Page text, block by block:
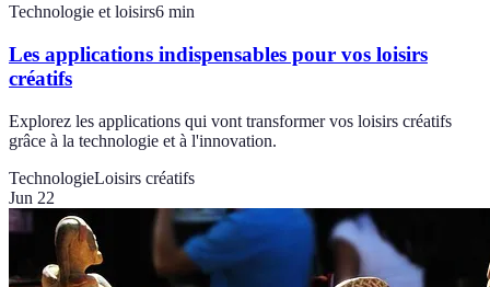
Technologie et loisirs6 min
Les applications indispensables pour vos loisirs
créatifs
Explorez les applications qui vont transformer vos loisirs créatifs
grâce à la technologie et à l'innovation.
TechnologieLoisirs créatifs
Jun 22